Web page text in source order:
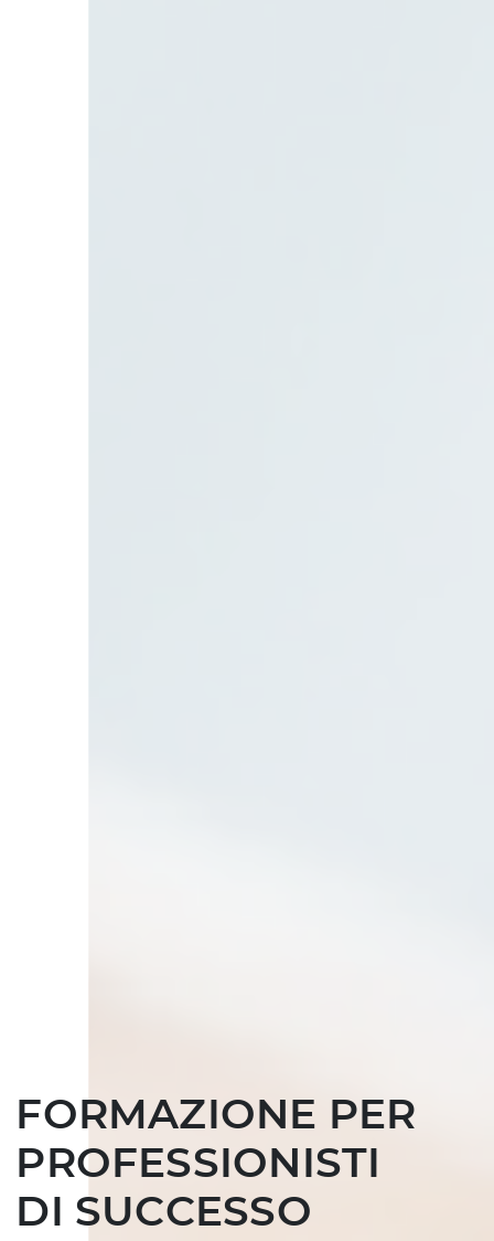
FORMAZIONE PER
PROFESSIONISTI
DI SUCCESSO
PERSONAL
LEARNING
NETWORK
CONDIVIDI
IL TUO
KNOW-HOW